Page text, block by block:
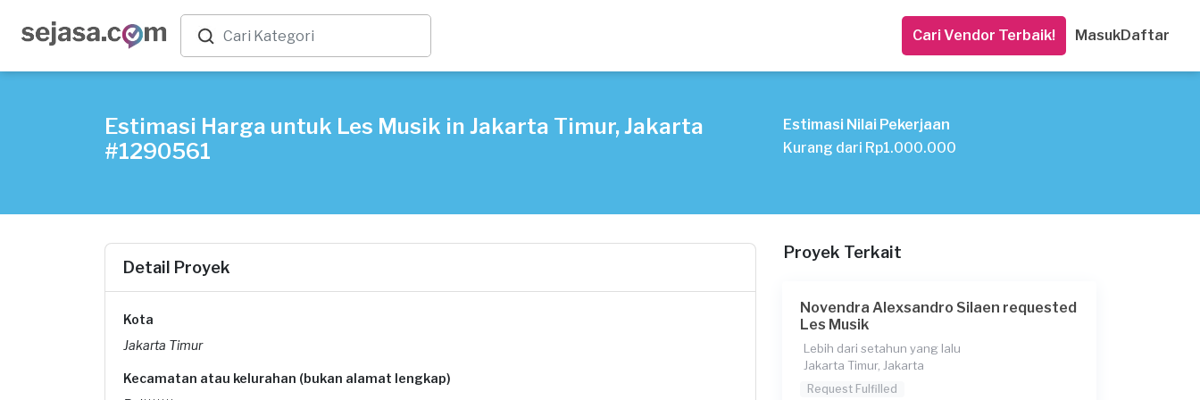
Cari Vendor Terbaik! MasukDaftar
Estimasi Harga untuk Les Musik in Jakarta Timur, Jakarta
#1290561
Estimasi Nilai Pekerjaan
Kurang dari Rp1.000.000
Detail Proyek
Kota
Jakarta Timur
Kecamatan atau kelurahan (bukan alamat lengkap)
Proyek Terkait
Novendra Alexsandro Silaen requested
Les Musik
Lebih dari setahun yang lalu
Jakarta Timur, Jakarta
Request Fulfilled